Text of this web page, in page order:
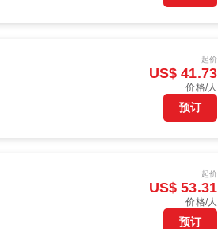
起价
US$ 41.73
价格/人
预订
起价
US$ 53.31
价格/人
预订